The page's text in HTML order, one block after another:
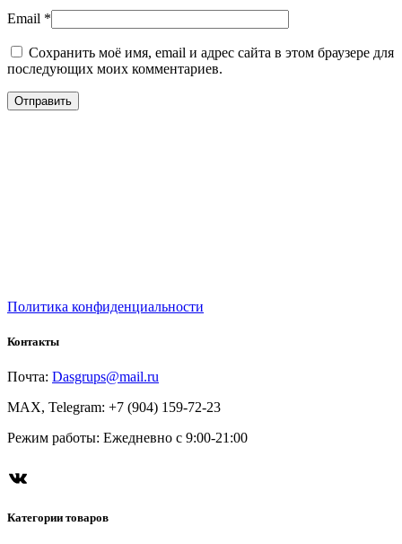
Email *
Сохранить моё имя, email и адрес сайта в этом браузере для
последующих моих комментариев.
Политика конфиденциальности
Контакты
Почта: Dasgrups@mail.ru
MAX, Telegram: +7 (904) 159-72-23
Режим работы: Ежедневно с 9:00-21:00
Категории товаров